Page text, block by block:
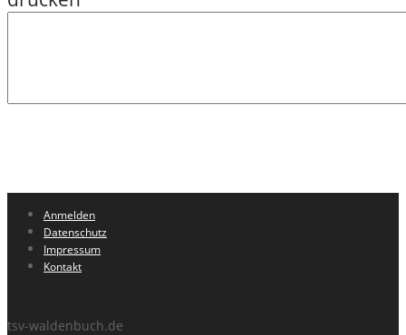
Anmelden
Datenschutz
Impressum
Kontakt
tsv-waldenbuch.de